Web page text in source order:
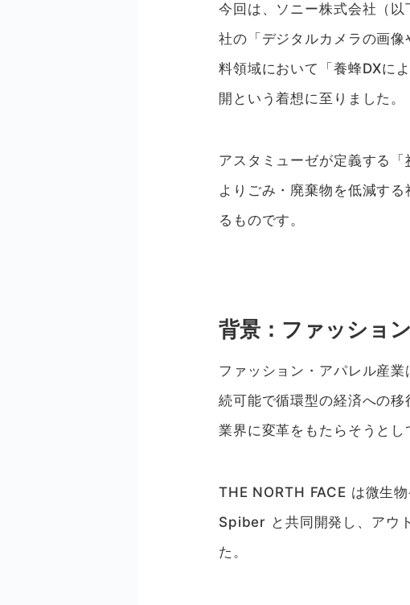
今回は、ソニー株式会社（
社の「デジタルカメラの画
料領域において「養蜂DXに
開という着想に至りました。
アスタミューゼが定義する「
よりごみ・廃棄物を低減す
るものです。
背景：ファッショ
ファッション・アパレル産
続可能で循環型の経済への
業界に変革をもたらそうと
THE NORTH FACE は微生
Spiber と共同開発し、アウ
た。